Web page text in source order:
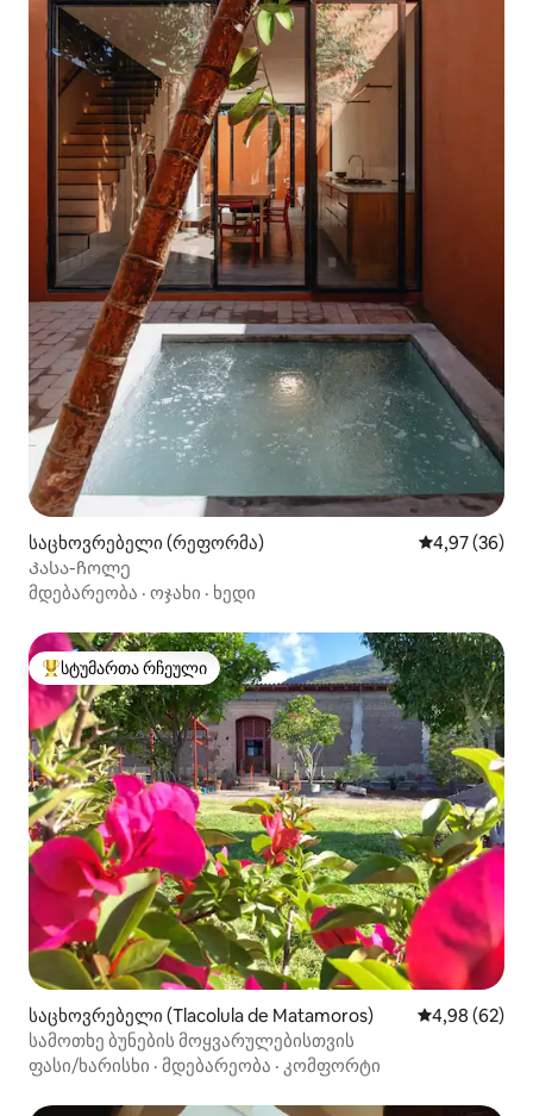
აკვანს და ვერ გამოტოვებთ კარგი
ხელოსნების დისტილატის
დაგემოვნების შესაძლებლობას.
Დაბოლოს, მეზობლად მიგიყვანთ
სააბაზანოში, რომელსაც აქვს
ტუალეტი და საშხაპე ცხელი წყლით,
რომელიც მოგიმზადებთ მშვენიერი
დღის დასაწყებად ან დაისვენებთ და
გაატარებთ ღამეს საუკეთესოდ.
Ლოფტი იდეალურია წყვილებისთვის
ან მეგობრებისთვის, რომლებიც
ეძებენ მოდურ ადგილს ჩვენი
სახელმწიფოს ჯადოსნური შტრიხებით,
რომელთაც სურთ თავი
კომფორტულად, უსაფრთხოდ
იგრძნონ და სახლში უმასპინძლონ,
სადაც მათ შეუძლიათ დატკბნენ
ოახაკას ცენტრში დაუშვებელი
ადგილების სიახლოვით, ასევე
საუკეთესო რესტორნების, ბარების,
გალერეებისა და მუზეუმების ცოდნით.
Მოგესალმებით Espíritu Fuego Casa-
ში, კეთილი იყოს თქვენი მობრძანება
საუკეთესო მოგზაურობაში!!
საცხოვრებელი (რეფორმა) საშუალო
4,97 (36)
Კასა-ჩოლე
მდებარეობა · ოჯახი · ხედი
სტუმართა რჩეული მოწინავე ვარიანტი
სტუმართა რჩეული
საცხოვრებელი (Tlacolula de Matamoros) საშუალო
4,98 (62)
სამოთხე ბუნების მოყვარულებისთვის
ფასი/ხარისხი · მდებარეობა · კომფორტი